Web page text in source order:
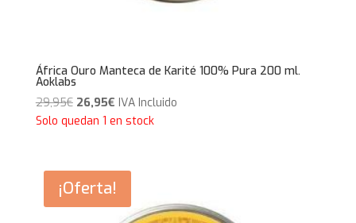
África Ouro Manteca de Karité 100% Pura 200 ml.
Aoklabs
29,95€ El
precio
29,95€.
26,95€El
precio
26,95€.
IVA Incluido
Solo quedan 1 en stock
¡Oferta!